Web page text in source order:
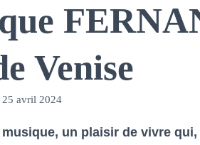
Venise
25 avril 2024
un plaisir de vivre